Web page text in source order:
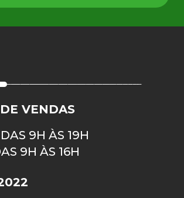
VENDAS
9H ÀS 19H
9H ÀS 16H